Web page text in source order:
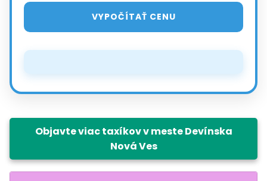
VYPOČÍTAŤ CENU
Objavte viac taxíkov v meste Devínska
Nová Ves